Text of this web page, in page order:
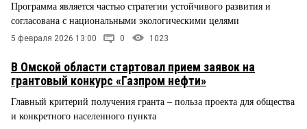
Программа является частью стратегии устойчивого развития и
согласована с национальными экологическими целями
5 февраля 2026 13:00 0 1023
В Омской области стартовал прием заявок на
грантовый конкурс «Газпром нефти»
Главный критерий получения гранта – польза проекта для общества
и конкретного населенного пункта